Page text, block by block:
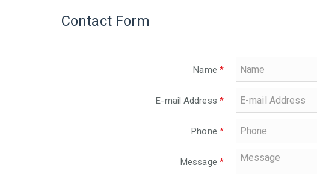
Contact Form
Name *
E-mail Address *
Phone *
Message *